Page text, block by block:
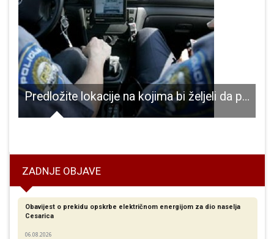
Predložite lokacije na kojima bi željeli da policija mjeri brzinu
ZADNJE OBJAVE
Obavijest o prekidu opskrbe električnom energijom za dio naselja
Cesarica
06.08.2026